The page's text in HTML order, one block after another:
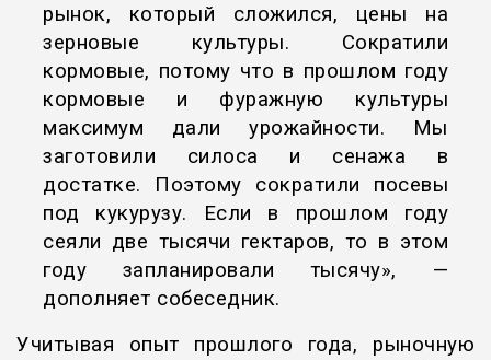
рынок, который сложился, цены на
зерновые культуры. Сократили
кормовые, потому что в прошлом году
кормовые и фуражную культуры
максимум дали урожайности. Мы
заготовили силоса и сенажа в
достатке. Поэтому сократили посевы
под кукурузу. Если в прошлом году
сеяли две тысячи гектаров, то в этом
году запланировали тысячу», —
дополняет собеседник.
Учитывая опыт прошлого года, рыночную